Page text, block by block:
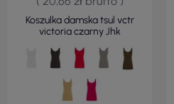
Koszulka damska tsul vctr
victoria czarny Jhk